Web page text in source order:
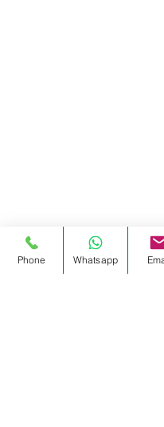
Phone Whatsapp